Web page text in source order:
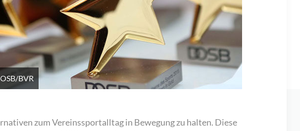
BVR
zum Vereinssportalltag in Bewegung zu halten. Diese